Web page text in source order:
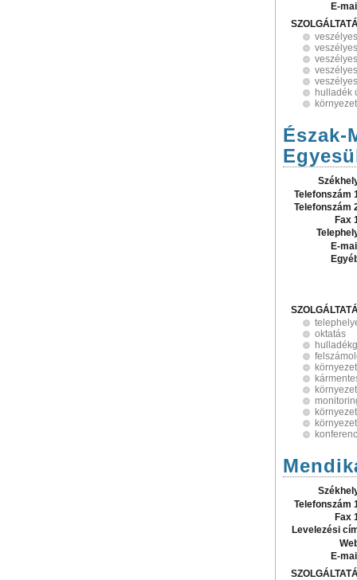
E-
hulladék
Észak-
Telefonszám
Telefonszám
Fax
E-
oktatás
Telefonszám
Fax
Levelezési
E-